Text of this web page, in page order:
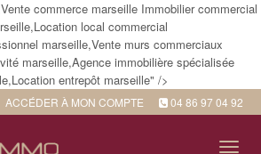
commerce marseille Immobilier commercial
local commercial
marseille,Vente murs commerciaux
marseille,Agence immobilière spécialisée
entrepôt marseille" />
ACCÉDER À MON COMPTE 04 86 97 04 92